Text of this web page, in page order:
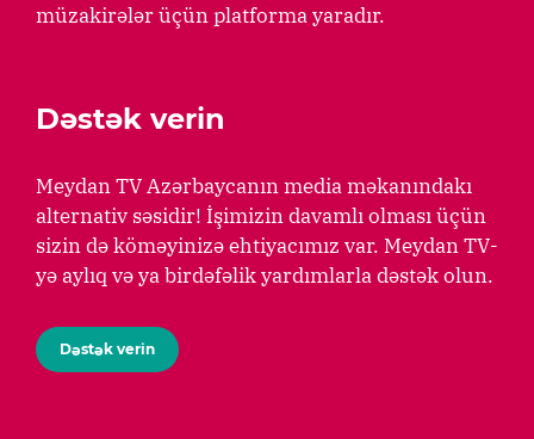
müzakirələr üçün platforma yaradır.
Dəstək verin
Meydan TV Azərbaycanın media məkanındakı
alternativ səsidir! İşimizin davamlı olması üçün
sizin də köməyinizə ehtiyacımız var. Meydan TV-
yə aylıq və ya birdəfəlik yardımlarla dəstək olun.
Dəstək verin